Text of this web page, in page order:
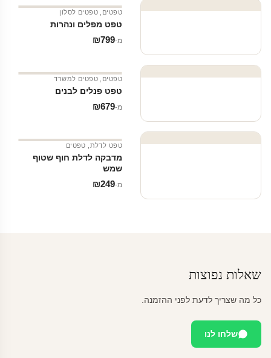
טפטים טפטים לסלון
טפט מפלים ונהרות
מ‑ ₪799
טפטים טפטים למשרד
טפט פנלים לבנים
מ‑ ₪679
טפט לדלת טפטים
מדבקה לדלת חוף שטוף
שמש
מ‑ ₪249
שאלות נפוצות
כל מה שצריך לדעת לפני ההזמנה.
שלחו לנו